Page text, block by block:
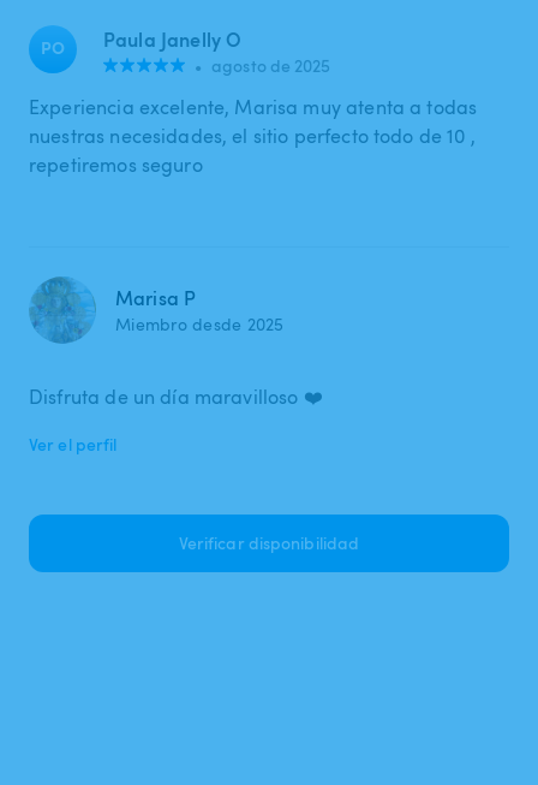
PO Paula Janelly O
• agosto de 2025
Experiencia excelente, Marisa muy atenta a todas
nuestras necesidades, el sitio perfecto todo de 10 ,
repetiremos seguro
Marisa P
Miembro desde 2025
Disfruta de un día maravilloso ❤️
Ver el perfil
Verificar disponibilidad